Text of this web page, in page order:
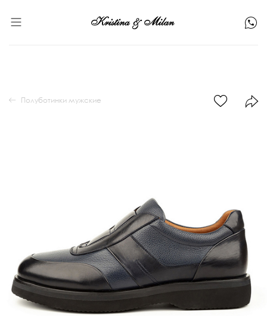
Полуботинки мужские